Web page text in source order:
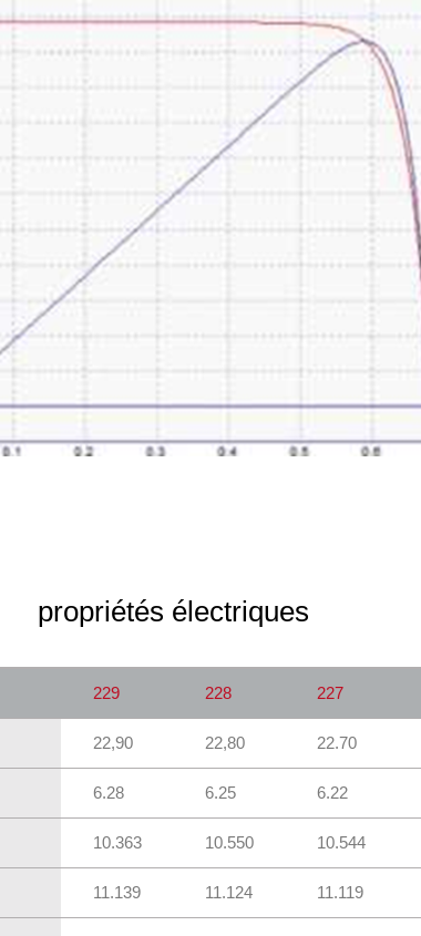
propriétés électriques
229 228 227
22,90 22,80 22.70
6.28 6.25 6.22
10.363 10.550 10.544
11.139 11.124 11.119